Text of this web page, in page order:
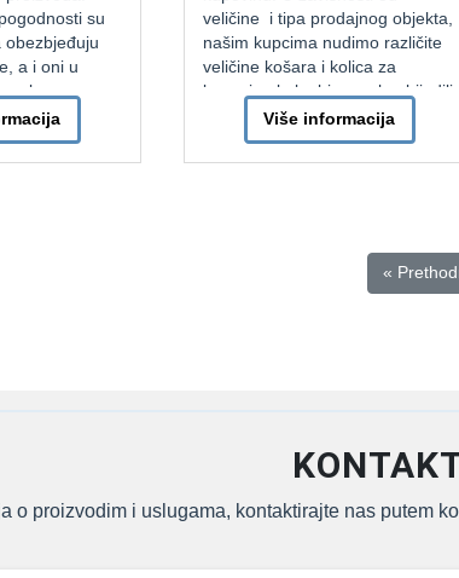
su
i oni u
svoj
je na
trakom ili
veličine i tipa prodajnog objekta,
našim kupcima nudimo različite
veličine košara i kolica za
kupovinu kako bismo obezbijedili
što veću udobnost potrošača u
prodajnim objektima. Trenutno
najzastupljenije su košare za
Više informacija
«
o proizvodim i uslugama, kontaktirajte nas putem